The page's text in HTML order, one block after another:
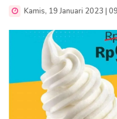
Kamis, 19 Januari 2023 |